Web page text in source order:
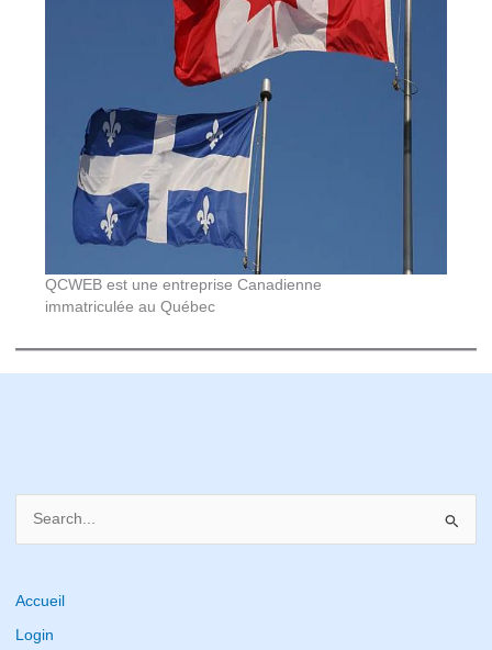
QCWEB est une entreprise Canadienne
immatriculée au Québec
r
c
Accueil
Login